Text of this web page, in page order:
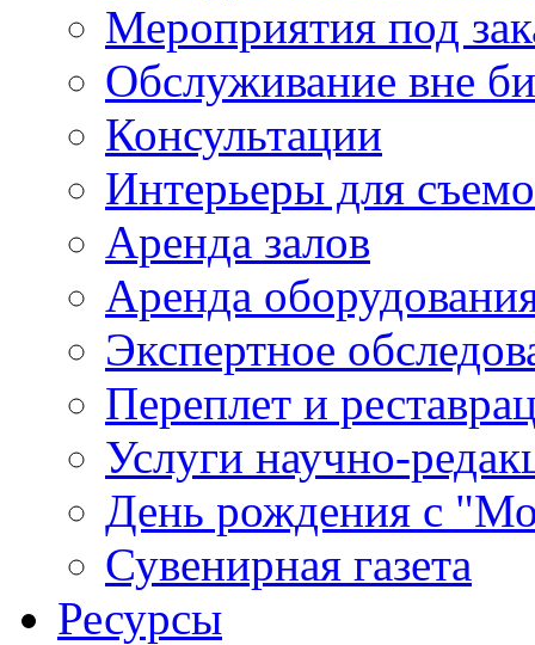
Мероприятия под
Обслуживание вне
Консультации
Интерьеры для
Аренда залов
Аренда
Экспертное
Переплет и
Услуги научно-
День рождения с
Сувенирная газета
Ресурсы